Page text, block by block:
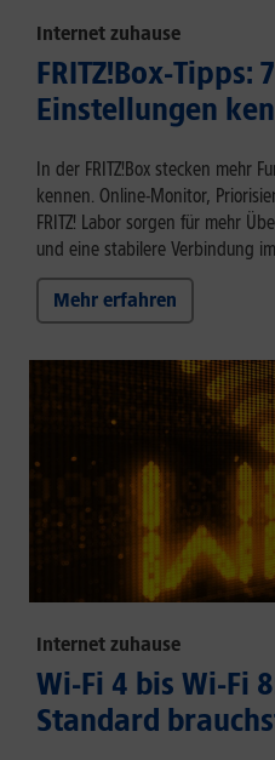
Internet zuhause
FRITZ!Box-Tipps:
Einstellungen
In der FRITZ!Box stecken mehr
kennen. Online-Monitor,
FRITZ! Labor sorgen für mehr
und eine stabilere Verbindung
Mehr erfahren
Internet zuhause
Wi-Fi 4 bis Wi-Fi
Standard